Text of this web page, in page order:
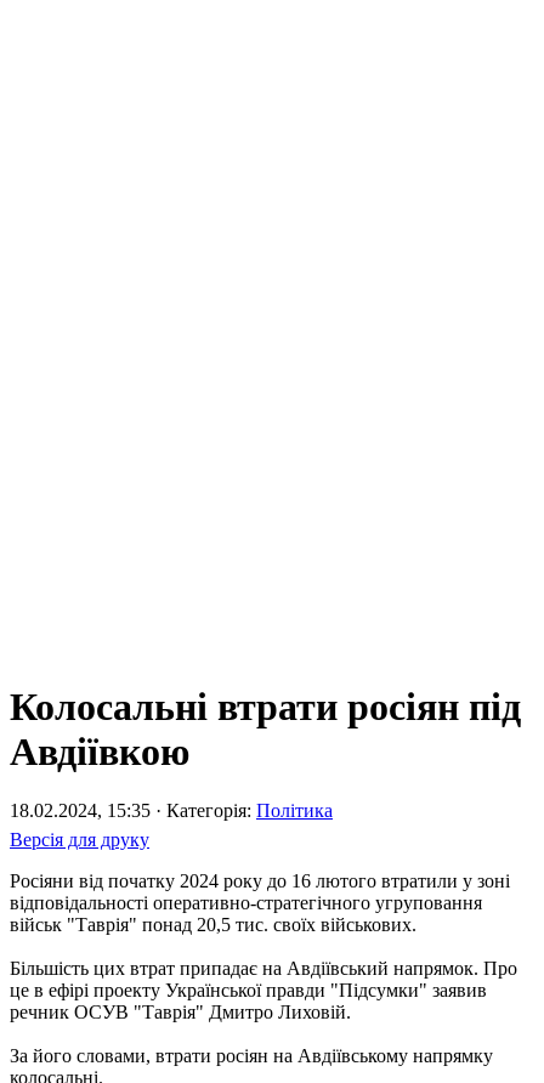
Колосальні втрати росіян під
Авдіївкою
18.02.2024, 15:35 · Категорія: Політика
Версія для друку
Росіяни від початку 2024 року до 16 лютого втратили у зоні
відповідальності оперативно-стратегічного угруповання
військ "Таврія" понад 20,5 тис. своїх військових.
Більшість цих втрат припадає на Авдіївський напрямок. Про
це в ефірі проекту Української правди "Підсумки" заявив
речник ОСУВ "Таврія" Дмитро Лиховій.
За його словами, втрати росіян на Авдіївському напрямку
колосальні.